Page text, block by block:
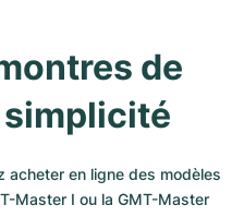
de
simplicité
acheter en ligne des modèles
Master I ou la GMT-Master